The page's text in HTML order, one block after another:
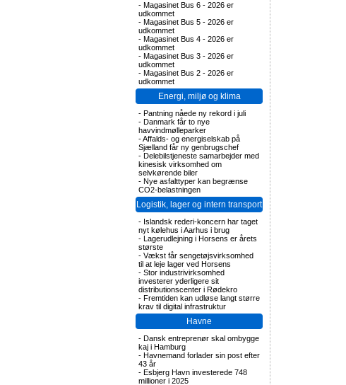
- Magasinet Bus 6 - 2026 er
udkommet
- Magasinet Bus 5 - 2026 er
udkommet
- Magasinet Bus 4 - 2026 er
udkommet
- Magasinet Bus 3 - 2026 er
udkommet
- Magasinet Bus 2 - 2026 er
udkommet
Energi, miljø og klima
- Pantning nåede ny rekord i juli
- Danmark får to nye
havvindmølleparker
-Affalds- og energiselskab på
Sjælland får ny genbrugschef
- Delebilstjeneste samarbejder med
kinesisk virksomhed om
selvkørende biler
- Nye asfalttyper kan begrænse
CO2-belastningen
Logistik, lager og intern transport
- Islandsk rederi-koncern har taget
nyt kølehus i Aarhus i brug
- Lagerudlejning i Horsens er årets
største
- Vækst får sengetøjsvirksomhed
til at leje lager ved Horsens
- Stor industrivirksomhed
investerer yderligere sit
distributionscenter i Rødekro
- Fremtiden kan udløse langt større
krav til digital infrastruktur
Havne
- Dansk entreprenør skal ombygge
kaj i Hamburg
- Havnemand forlader sin post efter
43 år
- Esbjerg Havn investerede 748
millioner i 2025